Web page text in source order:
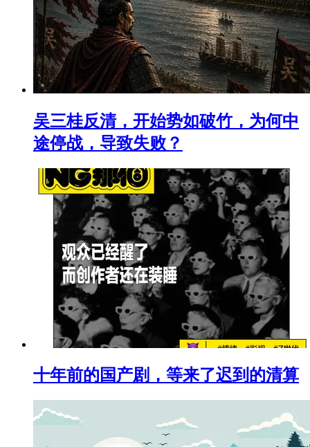
吴三桂反清，开始势如破竹，为何中
途停战，导致失败？
十年前的国产剧，等来了迟到的清算